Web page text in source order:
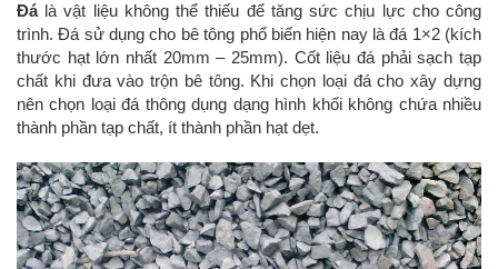
Đálà vật liệu không thể thiếu để tăng sức chịu lực cho công
trình. Đá sử dụng cho bê tông phổ biến hiện nay là đá 1×2 (kích
thước hạt lớn nhất 20mm – 25mm). Cốt liệu đá phải sạch tạp
chất khi đưa vào trộn bê tông. Khi chọn loại đá cho xây dựng
nên chọn loại đá thông dụng dạng hình khối không chứa nhiều
thành phần tạp chất, ít thành phần hạt dẹt.